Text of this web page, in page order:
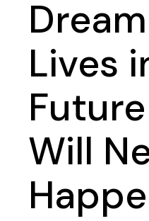
Lives
Will